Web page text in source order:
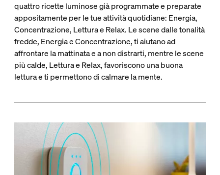
quattro ricette luminose già programmate e preparate
appositamente per le tue attività quotidiane: Energia,
Concentrazione, Lettura e Relax. Le scene dalle tonalità
fredde, Energia e Concentrazione, ti aiutano ad
affrontare la mattinata e a non distrarti, mentre le scene
più calde, Lettura e Relax, favoriscono una buona
lettura e ti permettono di calmare la mente.